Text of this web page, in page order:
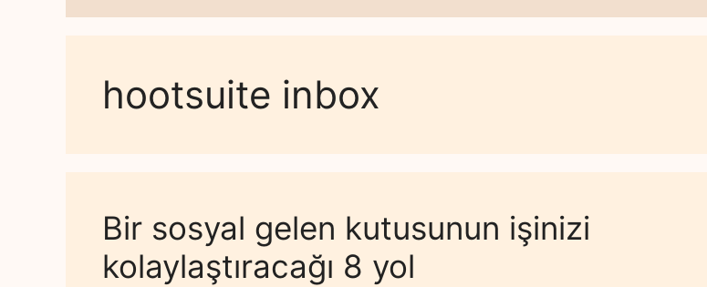
hootsuite inbox
Bir sosyal gelen kutusunun işinizi
kolaylaştıracağı 8 yol